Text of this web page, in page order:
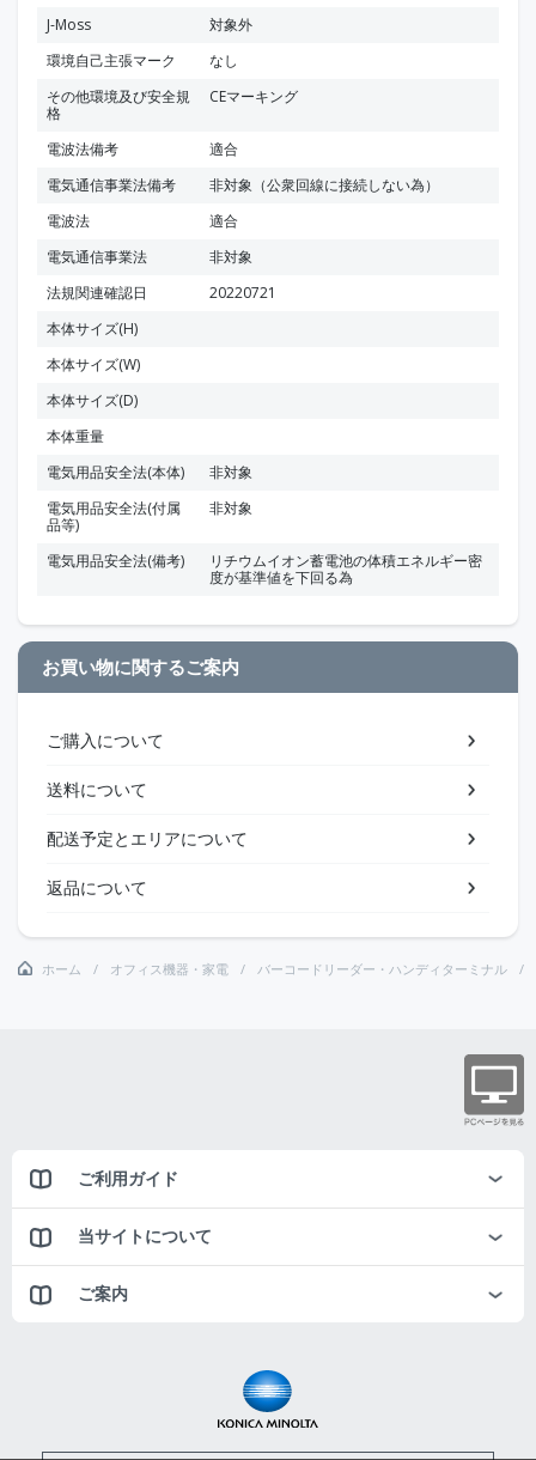
J-Moss
対象外
環境自己主張マーク
なし
その他環境及び安全規
格
CEマーキング
電波法備考
適合
電気通信事業法備考
非対象（公衆回線に接続しない為）
電波法
適合
電気通信事業法
非対象
法規関連確認日
20220721
本体サイズ(H)
本体サイズ(W)
本体サイズ(D)
本体重量
電気用品安全法(本体)
非対象
電気用品安全法(付属
品等)
非対象
電気用品安全法(備考)
リチウムイオン蓄電池の体積エネルギー密
度が基準値を下回る為
お買い物に関するご案内
ご購入について
送料について
配送予定とエリアについて
返品について
ホーム オフィス機器・家電 バーコードリーダー・ハンディターミナル
ご利用ガイド
当サイトについて
ご案内